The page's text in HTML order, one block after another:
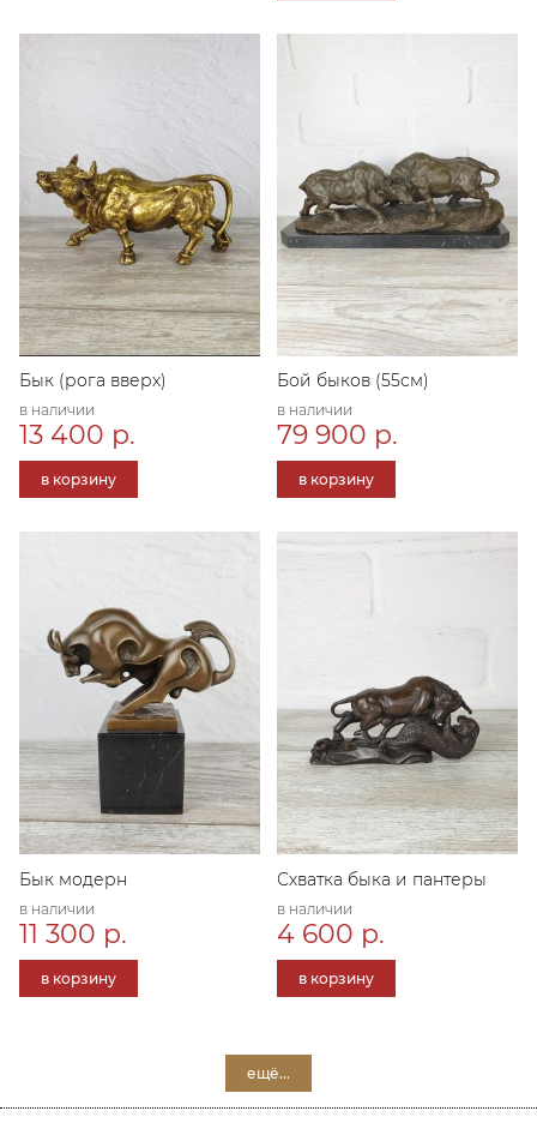
Бык (рога вверх)
в наличии
13 400 р.
в корзину
Бой быков (55см)
в наличии
79 900 р.
в корзину
Бык модерн
в наличии
11 300 р.
в корзину
Схватка быка и пантеры
в наличии
4 600 р.
в корзину
ещё...